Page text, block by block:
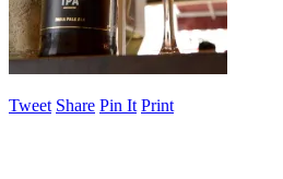
Tweet Share Pin It Print